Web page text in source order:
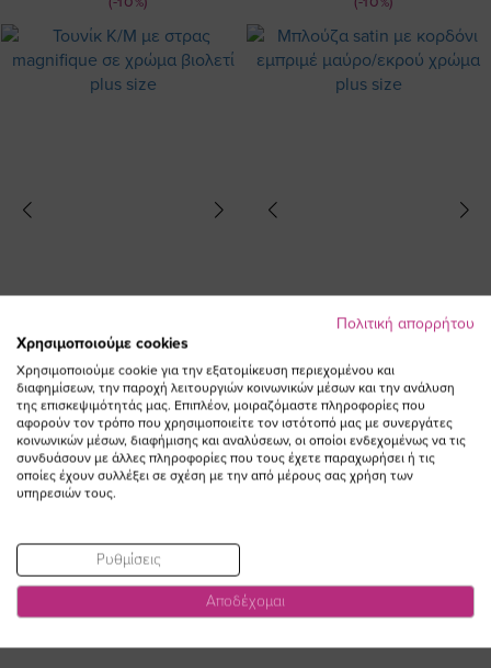
Τουνίκ Κ/Μ με στρας magnifique σε
χρώμα βιολετί plus size
Ειδική
41,30 €
45,90 €
Μπλούζα satin με κορδόνι εμπριμέ
μαύρο/εκρού χρώμα plus size
Ειδική
36,80 €
46,00 €
Πολιτική απορρήτου
Χρησιμοποιούμε cookies
Χρησιμοποιούμε cookie για την εξατομίκευση περιεχομένου και
διαφημίσεων, την παροχή λειτουργιών κοινωνικών μέσων και την ανάλυση
της επισκεψιμότητάς μας. Επιπλέον, μοιραζόμαστε πληροφορίες που
αφορούν τον τρόπο που χρησιμοποιείτε τον ιστότοπό μας με συνεργάτες
κοινωνικών μέσων, διαφήμισης και αναλύσεων, οι οποίοι ενδεχομένως να τις
συνδυάσουν με άλλες πληροφορίες που τους έχετε παραχωρήσει ή τις
οποίες έχουν συλλέξει σε σχέση με την από μέρους σας χρήση των
υπηρεσιών τους.
Ρυθμίσεις
Αποδέχομαι